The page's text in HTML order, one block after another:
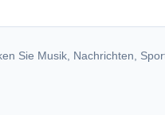
Sie Musik, Nachrichten,